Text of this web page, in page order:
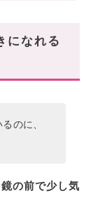
い♡
になれる
のに、
の前で少し気